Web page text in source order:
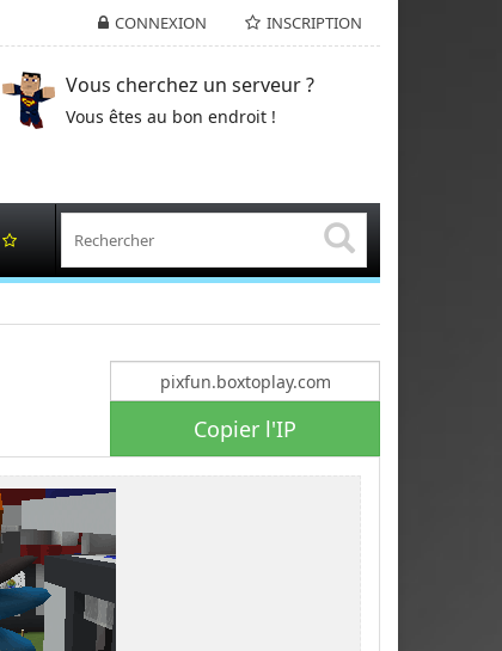
CONNEXION INSCRIPTION
Vous cherchez un serveur ?
Vous êtes au bon endroit !
Copier l'IP